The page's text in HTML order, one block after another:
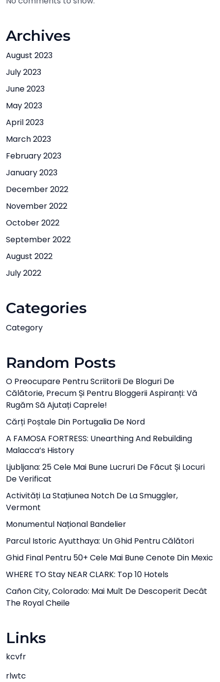
Archives
August 2023
July 2023
June 2023
May 2023
April 2023
March 2023
February 2023
January 2023
December 2022
November 2022
October 2022
September 2022
August 2022
July 2022
Categories
Category
Random Posts
O Preocupare Pentru Scriitorii De Bloguri De
Călătorie, Precum Și Pentru Bloggerii Aspiranți: Vă
Rugăm Să Ajutați Caprele!
Cărți Poștale Din Portugalia De Nord
A FAMOSA FORTRESS: Unearthing And Rebuilding
Malacca’s History
Ljubljana: 25 Cele Mai Bune Lucruri De Făcut Și Locuri
De Verificat
Activități La Stațiunea Notch De La Smuggler,
Vermont
Monumentul Național Bandelier
Parcul Istoric Ayutthaya: Un Ghid Pentru Călători
Ghid Final Pentru 50+ Cele Mai Bune Cenote Din Mexic
WHERE TO Stay NEAR CLARK: Top 10 Hotels
Cañon City, Colorado: Mai Mult De Descoperit Decât
The Royal Cheile
Links
kcvfr
rlwtc